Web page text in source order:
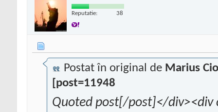
Reputatie: 38
Postat în original de Marius
[post=11948
Quoted post[/post]</div><div